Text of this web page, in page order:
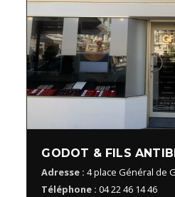
GODOT & FILS
Adresse : 4 place Général de
Téléphone : 04 22 46 14 46